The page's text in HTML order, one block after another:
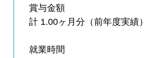
賞与金額
計 1.00ヶ月分（前年度実績）
就業時間